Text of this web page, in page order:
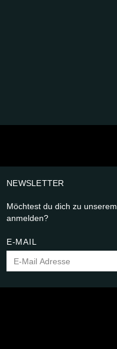
NEWSLETTER
Möchtest du dich zu unserem
anmelden?
E-MAIL